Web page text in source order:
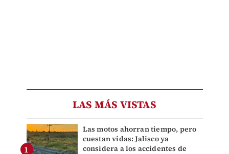
LAS MÁS VISTAS
Las motos ahorran tiempo, pero
cuestan vidas: Jalisco ya
considera a los accidentes de